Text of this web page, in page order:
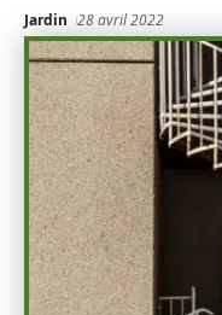
Jardin 28 avril 2022